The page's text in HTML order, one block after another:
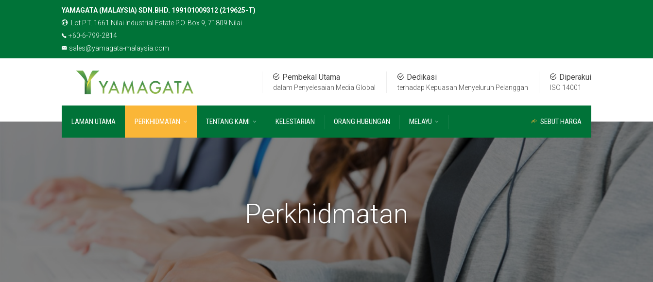
YAMAGATA (MALAYSIA) SDN.BHD. 199101009312 (219625-T)
Lot P.T. 1661 Nilai Industrial Estate P.O. Box 9, 71809 Nilai
+60-6-799-2814
sales@yamagata-malaysia.com
Diperakui
ISO 14001
Dedikasi
terhadap Kepuasan Menyeluruh Pelanggan
Pembekal Utama
dalam Penyelesaian Media Global
LAMAN UTAMA PERKHIDMATAN TENTANG KAMI KELESTARIAN ORANG HUBUNGAN SEBUT HARGA
MELAYU
Perkhidmatan